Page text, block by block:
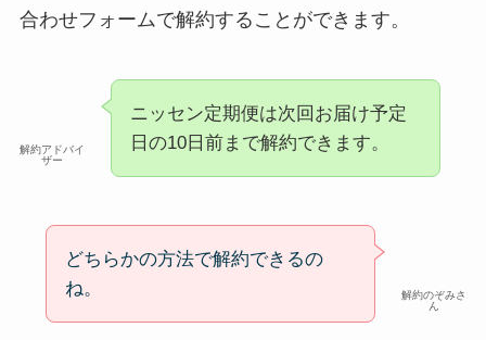
合わせフォームで解約することができます。
解約アドバイ
ザー
ニッセン定期便は次回お届け予定
日の10日前まで解約できます。
解約のぞみさ
ん
どちらかの方法で解約できるの
ね。